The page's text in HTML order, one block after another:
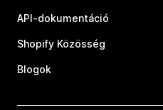
API-dokumentáció
Shopify Közösség
Blogok